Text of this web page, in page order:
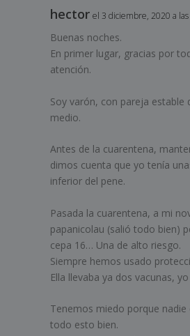
hector el 3 diciembre, 2020 a
Buenas noches.
En primer lugar, gracias por
atención.
Soy varón, con pareja estable
medio.
Antes de la cuarentena,
dimos cuenta que yo tenía
inferior del pene.
Pasada la cuarentena, a mi
papanicolau (salió todo bien)
cepa 16… Una de alto riesgo.
Siempre hemos usado
Ella llevaba ya dos vacunas,
Tenemos miedo porque nadie
todo esto bien.